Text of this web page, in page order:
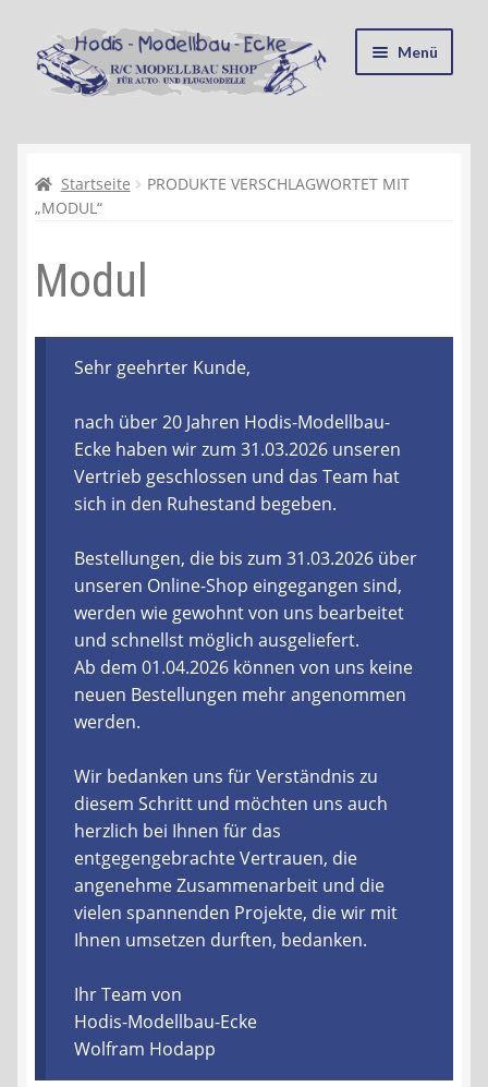
Zur
Navigation
springen
Zum
Inhalt
springen
Menü
Kasse
Recycling, Entsorgung und Umwelt
Shop
Warenkorb
Ablauf einer Bestellung
Zahlungsarten
Lieferzeit & Verfügbarkeit
Gutschein
Batterien- und Akku Verordnung
Elektro- und Elektronikgeräte Verordnung
Öle- und Schmierstoff Verordnung
Vereine & Foren
Kontakt
Startseite
PRODUKTE VERSCHLAGWORTET MIT
„MODUL“
Modul
Sehr geehrter Kunde,
nach über 20 Jahren Hodis-Modellbau-
Ecke haben wir zum 31.03.2026 unseren
Vertrieb geschlossen und das Team hat
sich in den Ruhestand begeben.
Bestellungen, die bis zum 31.03.2026 über
unseren Online-Shop eingegangen sind,
werden wie gewohnt von uns bearbeitet
und schnellst möglich ausgeliefert.
Ab dem 01.04.2026 können von uns keine
neuen Bestellungen mehr angenommen
werden.
Wir bedanken uns für Verständnis zu
diesem Schritt und möchten uns auch
herzlich bei Ihnen für das
entgegengebrachte Vertrauen, die
angenehme Zusammenarbeit und die
vielen spannenden Projekte, die wir mit
Ihnen umsetzen durften, bedanken.
Ihr Team von
Hodis-Modellbau-Ecke
Wolfram Hodapp